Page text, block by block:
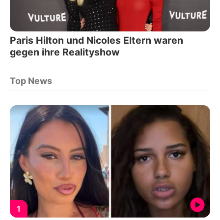
Paris Hilton und Nicoles Eltern waren
gegen ihre Realityshow
Top News
1